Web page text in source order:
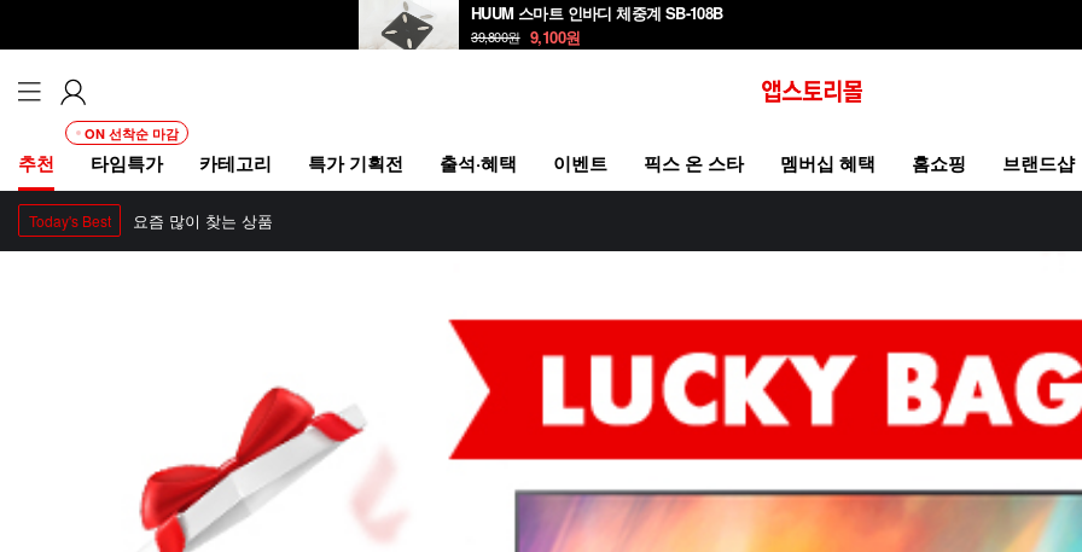
HUUM 스마트 인바디 체중계 SB-108B
39,800원 9,100원
추천
ON 선착순 마감
타임특가 카테고리 특가 기획전 출석·혜택 이벤트 픽스 온 스타 멤버십 혜택 홈쇼핑 브랜드샵
Today's Best 요즘 많이 찾는 상품